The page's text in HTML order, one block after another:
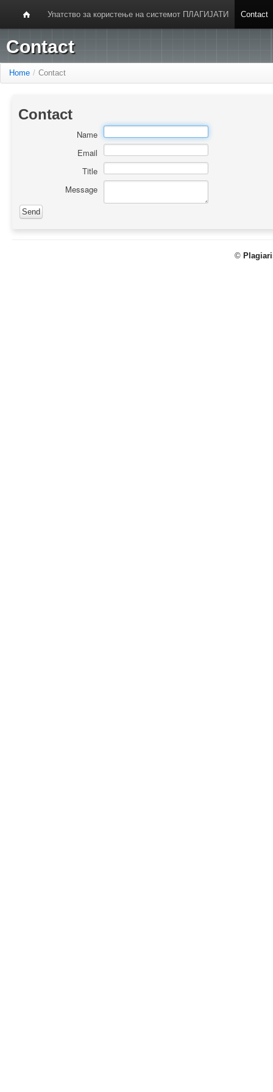
Упатство за користење на системот ПЛАГИЈАТИ Contact
Contact
Home / Contact
Contact
Name
Email
Title
Message
©